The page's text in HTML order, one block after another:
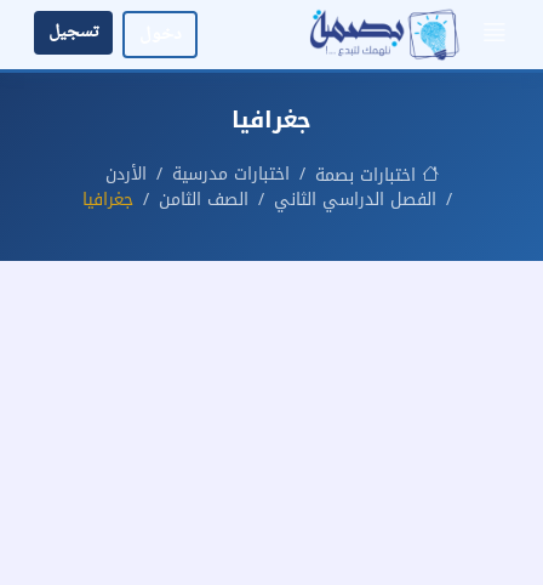
تسجيل
جغرافيا
اختبارات بصمة اختبارات مدرسية
الأردن
الفصل الدراسي الثاني
الصف الثامن جغرافيا